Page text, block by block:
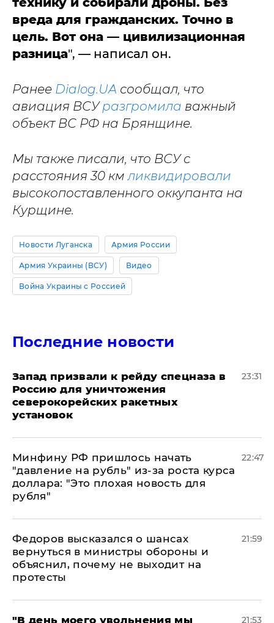
вреда для гражданских. Точно в
цель. Вот она — цивилизационная
разница", — написал он.
Ранее Dialog.UA сообщал, что
авиация ВСУразгромила важный
объект ВС РФ на Брянщине.
Мы также писали, что ВСУ с
расстояния 30 кмликвидировали
высокопоставленного оккупанта на
Курщине.
Новости Луганска Армия России
Армия Украины (ВСУ) Видео
Война Украины с Россией
Последние новости
Запад призвали к рейду спецназа в
Россию для уничтожения
северокорейских ракетных
установок
23:31
Минфину РФ пришлось начать
"давление на рубль" из-за роста курса
доллара: "Это плохая новость для
рубля"
22:47
Федоров высказался о шансах
вернуться в министры обороны и
объяснил, почему не выходит на
протесты
21:59
​"В день моего увольнения мы 21:53